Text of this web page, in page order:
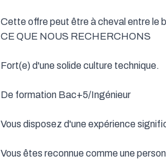
Cette offre peut être à cheval entre le
CE QUE NOUS RECHERCHONS
Fort(e) d'une solide culture technique.
De formation Bac+5/Ingénieur
Vous disposez d'une expérience
Vous êtes reconnue comme une